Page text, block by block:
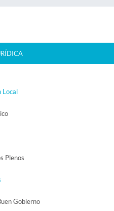
Local
Plenos
Gobierno